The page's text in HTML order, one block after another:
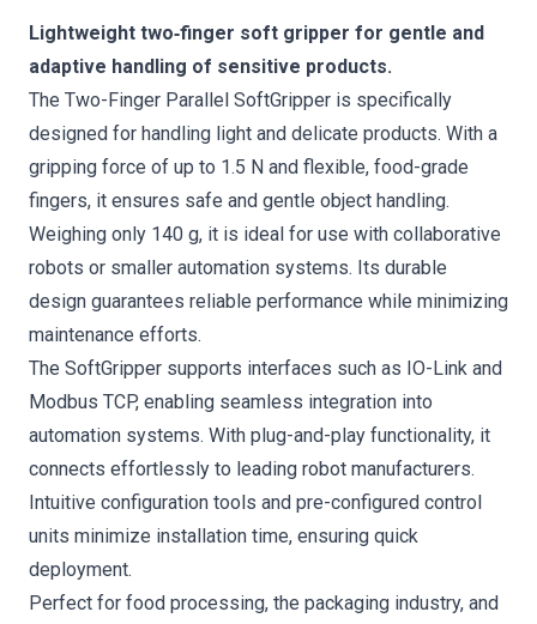
Lightweight two‑finger soft gripper for gentle and
adaptive handling of sensitive products.
The Two-Finger Parallel SoftGripper is specifically
designed for handling light and delicate products. With a
gripping force of up to 1.5 N and flexible, food-grade
fingers, it ensures safe and gentle object handling.
Weighing only 140 g, it is ideal for use with collaborative
robots or smaller automation systems. Its durable
design guarantees reliable performance while minimizing
maintenance efforts.
The SoftGripper supports interfaces such as IO-Link and
Modbus TCP, enabling seamless integration into
automation systems. With plug-and-play functionality, it
connects effortlessly to leading robot manufacturers.
Intuitive configuration tools and pre-configured control
units minimize installation time, ensuring quick
deployment.
Perfect for food processing, the packaging industry, and